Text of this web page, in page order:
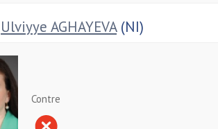
Ulviyye AGHAYEVA(NI)
Contre